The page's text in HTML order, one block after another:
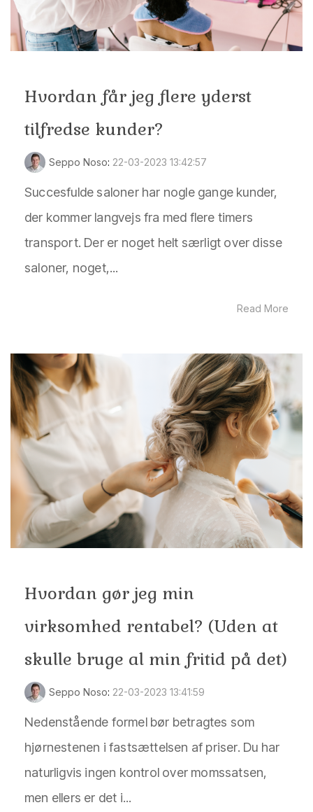
Hvordan får jeg flere yderst
tilfredse kunder?
Seppo Noso: 22-03-2023 13:42:57
Succesfulde saloner har nogle gange kunder,
der kommer langvejs fra med flere timers
transport. Der er noget helt særligt over disse
saloner, noget,...
Read More
Hvordan gør jeg min
virksomhed rentabel? (Uden at
skulle bruge al min fritid på det)
Seppo Noso: 22-03-2023 13:41:59
Nedenstående formel bør betragtes som
hjørnestenen i fastsættelsen af priser. Du har
naturligvis ingen kontrol over momssatsen,
men ellers er det i...